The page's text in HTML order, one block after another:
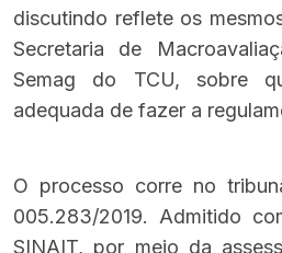
discutindo reflete os
Secretaria de
Semag do TCU, sobre
adequada de fazer a
O processo corre no
005.283/2019. Admitido
SINAIT, por meio da